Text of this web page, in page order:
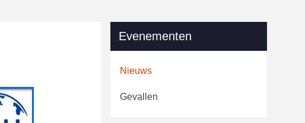
Evenementen
Nieuws
Gevallen